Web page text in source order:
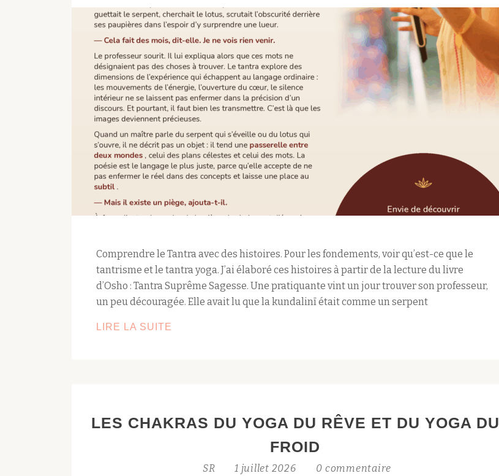
Comprendre le Tantra avec des histoires. Pour les fondements, voir qu’est-ce que le
tantrisme et le tantra yoga. J’ai élaboré ces histoires à partir de la lecture du livre
d’Osho : Tantra Suprême Sagesse. Une pratiquante vint un jour trouver son professeur,
un peu découragée. Elle avait lu que la kundalinī était comme un serpent
LIRE LA SUITE
SERPENT
VENAIT
LES CHAKRAS DU YOGA DU RÊVE ET DU YOGA DU
FROID
SR 1 juillet 2026 0 commentaire